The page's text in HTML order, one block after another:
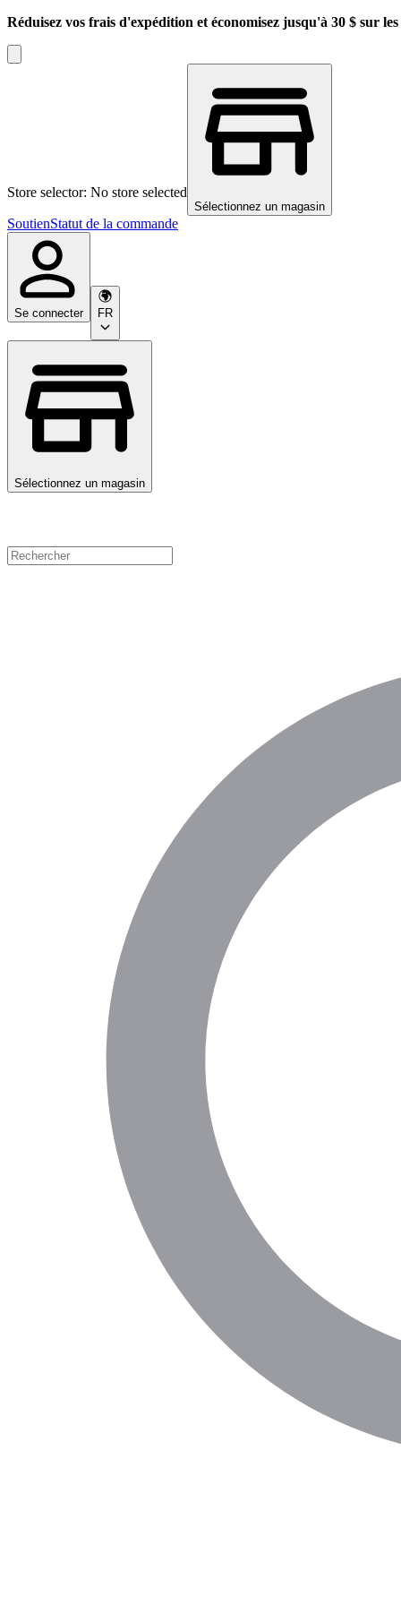
Réduisez vos frais d'expédition et économisez jusqu'à 30 $ sur
Store selector: No store selected
Sélectionnez un magasin
SoutienStatut de la commande
Se connecter FR
Sélectionnez un magasin